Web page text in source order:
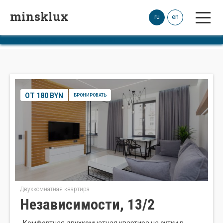
minsklux ru en
система онлайн-бронирования
ОТ 180 BYN БРОНИРОВАТЬ
Двухкомнатная квартира
Независимости, 13/2